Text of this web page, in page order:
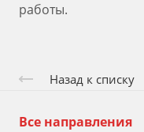
работы.
Назад к списку
Все направления